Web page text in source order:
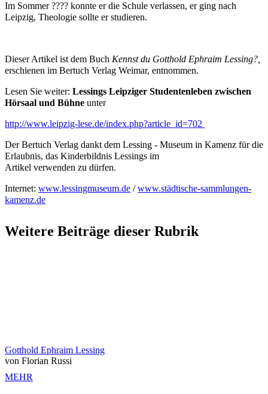
Im Sommer ???? konnte er die Schule verlassen, er ging nach
Leipzig, Theologie sollte er studieren.
Dieser Artikel ist dem Buch Kennst du Gotthold Ephraim Lessing?,
erschienen im Bertuch Verlag Weimar, entnommen.
Lesen Sie weiter: Lessings Leipziger Studentenleben zwischen
Hörsaal und Bühne unter
http://www.leipzig-lese.de/index.php?article_id=702
Der Bertuch Verlag dankt dem Lessing - Museum in Kamenz für die
Erlaubnis, das Kinderbildnis Lessings im
Artikel verwenden zu dürfen.
Internet: www.lessingmuseum.de /www.städtische-sammlungen-
kamenz.de
Weitere Beiträge dieser Rubrik
Gotthold Ephraim Lessing
von Florian Russi
MEHR